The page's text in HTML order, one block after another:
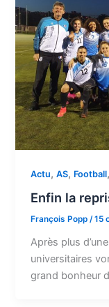
Actu,AS, Football,
Enfin la
François Popp/15
Après plus
universitaires
grand bonheur